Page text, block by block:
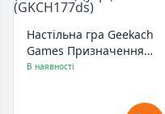
Настільна гра Geekach
Games Призначення
(Destinies) (укр.)
В наявності